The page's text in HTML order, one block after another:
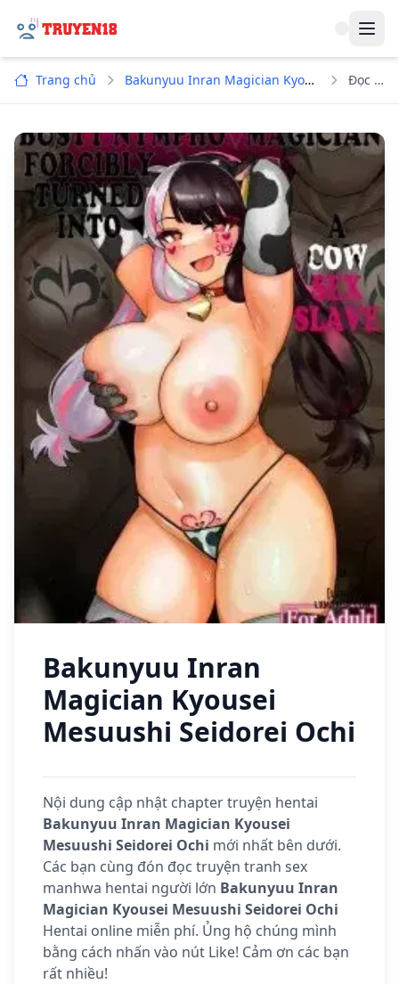
Trang chủ Bakunyuu Inran Magician Kyousei Mesuushi Seidorei Ochi Đọc truyện
Bakunyuu Inran
Magician Kyousei
Mesuushi Seidorei Ochi
Nội dung cập nhật chapter truyện hentai
Bakunyuu Inran Magician Kyousei
Mesuushi Seidorei Ochi mới nhất bên dưới.
Các bạn cùng đón đọc truyện tranh sex
manhwa hentai người lớn Bakunyuu Inran
Magician Kyousei Mesuushi Seidorei Ochi
Hentai online miễn phí. Ủng hộ chúng mình
bằng cách nhấn vào nút Like! Cảm ơn các bạn
rất nhiều!